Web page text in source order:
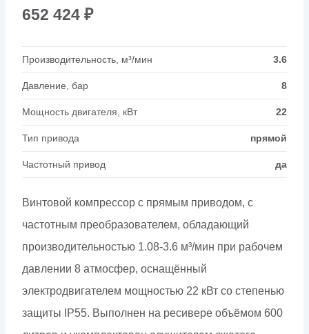
652 424 ₽
Производительность, м³/мин 3.6
Давление, бар 8
Мощность двигателя, кВт 22
Тип привода прямой
Частотный привод да
Винтовой компрессор с прямым приводом, с
частотным преобразователем, обладающий
производительностью 1.08-3.6 м³/мин при рабочем
давлении 8 атмосфер, оснащённый
электродвигателем мощностью 22 кВт со степенью
защиты IP55. Выполнен на ресивере объёмом 600